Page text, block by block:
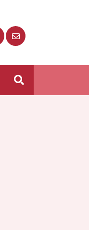
Buscar